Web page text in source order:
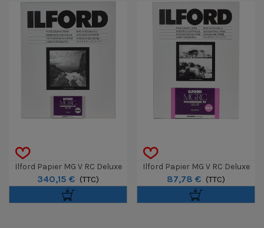
Ilford Papier MG V RC Deluxe
Perle 12,7 X 17,8 Cm 500
Feuilles
340,15 € (TTC)
Ilford Papier MG V RC Deluxe
Brillant 40,6 X 50,8 Cm 10
Feuilles
87,78 € (TTC)